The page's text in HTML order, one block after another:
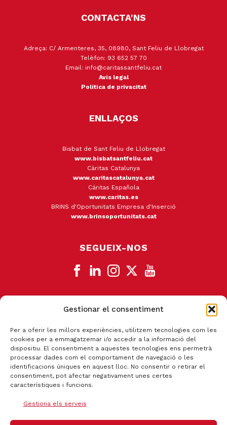
Gestionar el consentiment
Per a oferir les millors experiències, utilitzem tecnologies com les
cookies per a emmagatzemar i/o accedir a la informació del
dispositiu. El consentiment a aquestes tecnologies ens permetrà
processar dades com el comportament de navegació o les
identificacions úniques en aquest lloc. No consentir o retirar el
consentiment, pot afectar negativament unes certes
característiques i funcions.
Gestiona els serveis
CONTACTA'NS
Adreça: C/ Armenteres, 35, 08980, Sant Feliu de Llobregat
Telèfon: 93 652 57 70
Email: info@caritassantfeliu.cat
Avís legal
Política de privacitat
ENLLAÇOS
Bisbat de Sant Feliu de Llobregat
www.bisbatsantfeliu.cat
Càritas Catalunya
www.caritascatalunya.cat
Cáritas Española
www.caritas.es
BRINS d'Oportunitats Empresa d'Inserció
www.brinsoportunitats.cat
SEGUEIX-NOS
CANAL DE DENÚNCIA